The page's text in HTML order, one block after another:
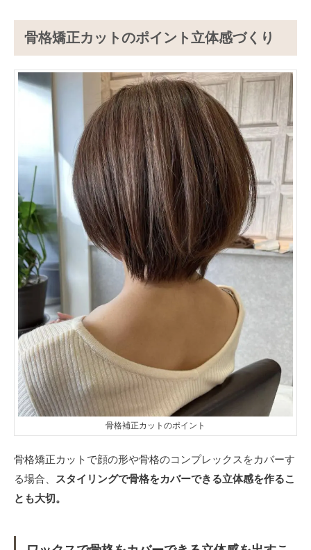
骨格矯正カットのポイント立体感づくり
骨格補正カットのポイント
骨格矯正カットで顔の形や骨格のコンプレックスをカバーす
る場合、
スタイリングで骨格をカバーできる立体感を作るこ
とも大切。